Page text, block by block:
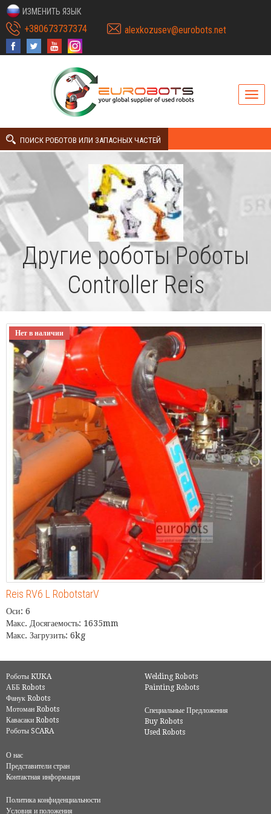
ИЗМЕНИТЬ ЯЗЫК
+380673737374 alexkozusev@eurobots.net
ПОИСК РОБОТОВ ИЛИ ЗАПАСНЫХ ЧАСТЕЙ
Другие роботы Роботы
Controller Reis
Нет в наличии
Reis RV6 L RobotstarV
Оси: 6
Макс. Досягаемость: 1635mm
Макс. Загрузить: 6kg
Роботы KUKA
АББ Robots
Фанук Robots
Мотоман Robots
Кавасаки Robots
Роботы SCARA
Welding Robots
Painting Robots
Специальные Предложения
Buy Robots
Used Robots
О нас
Представители стран
Контактная информация
Политика конфиденциальности
Условия и положения